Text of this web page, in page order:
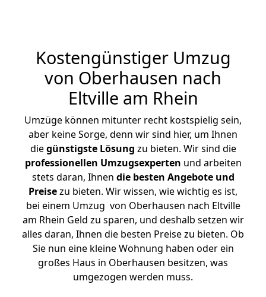
Kostengünstiger Umzug
von Oberhausen nach
Eltville am Rhein
Umzüge können mitunter recht kostspielig sein,
aber keine Sorge, denn wir sind hier, um Ihnen
diegünstigste Lösung zu bieten. Wir sind die
professionellen Umzugsexperten und arbeiten
stets daran, Ihnen die besten Angebote und
Preisezu bieten. Wir wissen, wie wichtig es ist,
bei einem Umzug von Oberhausen nach Eltville
am Rhein Geld zu sparen, und deshalb setzen wir
alles daran, Ihnen die besten Preise zu bieten. Ob
Sie nun eine kleine Wohnung haben oder ein
großes Haus in Oberhausen besitzen, was
umgezogen werden muss.